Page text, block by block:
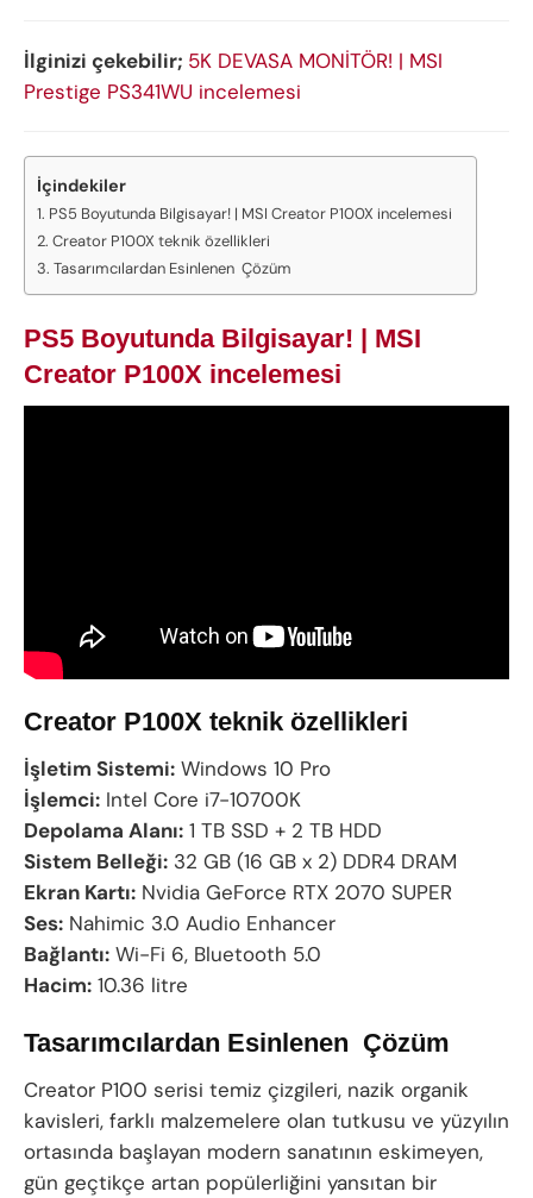
İlginizi çekebilir; 5K DEVASA MONİTÖR! | MSI
Prestige PS341WU incelemesi
İçindekiler
PS5 Boyutunda Bilgisayar! | MSI Creator P100X incelemesi
Creator P100X teknik özellikleri
Tasarımcılardan Esinlenen Çözüm
PS5 Boyutunda Bilgisayar! | MSI
Creator P100X incelemesi
Creator P100X teknik özellikleri
İşletim Sistemi: Windows 10 Pro
İşlemci: Intel Core i7-10700K
Depolama Alanı: 1 TB SSD + 2 TB HDD
Sistem Belleği: 32 GB (16 GB x 2) DDR4 DRAM
Ekran Kartı: Nvidia GeForce RTX 2070 SUPER
Ses: Nahimic 3.0 Audio Enhancer
Bağlantı: Wi-Fi 6, Bluetooth 5.0
Hacim: 10.36 litre
Tasarımcılardan Esinlenen Çözüm
Creator P100 serisi temiz çizgileri, nazik organik
kavisleri, farklı malzemelere olan tutkusu ve yüzyılın
ortasında başlayan modern sanatının eskimeyen,
gün geçtikçe artan popülerliğini yansıtan bir